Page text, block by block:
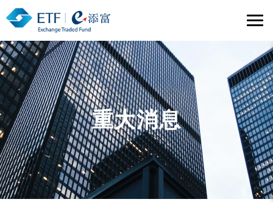
重大消息